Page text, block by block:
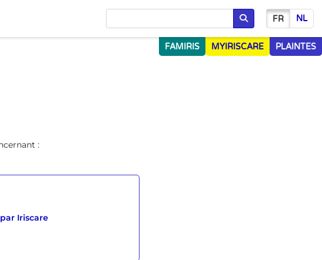
Chercher
FR NL
FAMIRIS MYIRISCARE PLAINTES
:
Iriscare